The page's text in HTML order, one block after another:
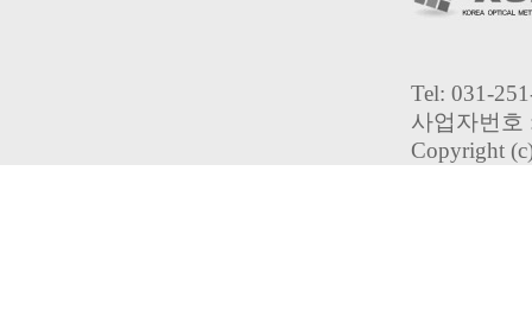
Tel: 031-
사업자번호
Copyright